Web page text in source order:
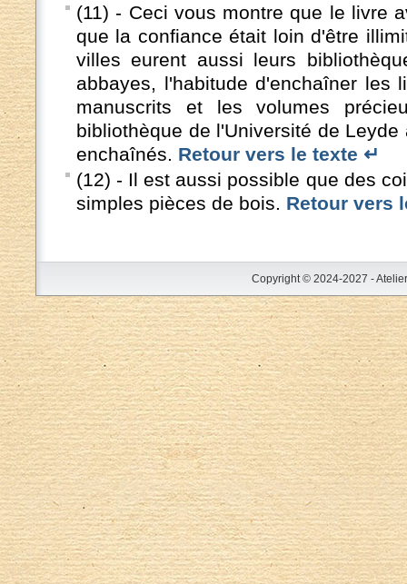
(11) - Ceci vous montre que le livre
que la confiance était loin d'être
villes eurent aussi leurs
abbayes, l'habitude d'enchaîner les
manuscrits et les volumes
bibliothèque de l'Université de
enchaînés. Retour vers le texte ↵
(12) - Il est aussi possible que des
simples pièces de bois. Retour vers
Copyright © 2024-2027 -